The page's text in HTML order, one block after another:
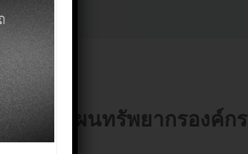
รวางแผนทรัพยากรองค์กร